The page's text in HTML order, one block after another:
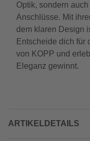
Optik, sondern
Anschlüsse. Mit
dem klaren Design
Entscheide dich für
von KOPP und
Eleganz gewinnt.
ARTIKELDETAILS